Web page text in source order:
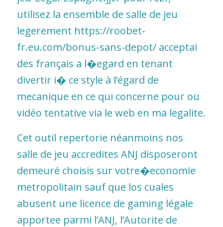
utilisez la ensemble de salle de jeu
legerement https://roobet-
fr.eu.com/bonus-sans-depot/acceptai
des français a l�egard en tenant
divertir i� ce style à l’égard de
mecanique en ce qui concerne pour ou
vidéo tentative via le web en ma legalite.
Cet outil repertorie néanmoins nos
salle de jeu accredites ANJ disposeront
demeuré choisis sur votre�economie
metropolitain sauf que los cuales
abusent une licence de gaming légale
apportee parmi l’ANJ, l’Autorite de